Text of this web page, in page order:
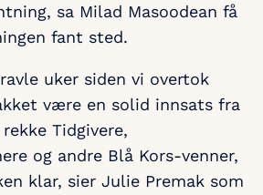
sa Milad Masoodean få
fant sted.
uker siden vi overtok
være en solid innsats fra
Tidgivere,
og andre Blå Kors-venner,
klar, sier Julie Premak som